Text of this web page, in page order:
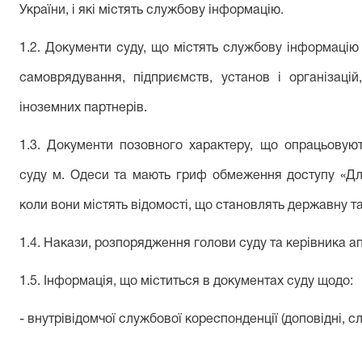
України , і які містять службову інформацію.
1.2. Документи суду, що містять службову
самоврядування, підприємств, установ і
іноземних партнерів.
1.3. Документи позовного характеру, що
суду м. Одеси та мають гриф обмеження доступу
коли вони містять відомості, що становлять державну
1.4. Накази, розпорядження голови суду та керівника
.5. Інформація , що міститься в документах суду щодо:
- внутрівідомчої службової кореспонденці (доповідні,